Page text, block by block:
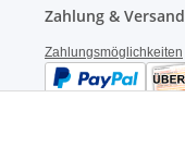
Zahlung & Versand
Zahlungsmöglichkeiten